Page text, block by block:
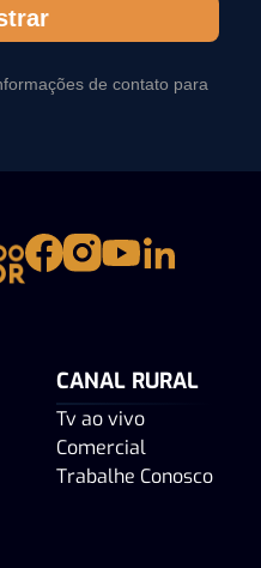
de contato para
CANAL RURAL
Tv ao vivo
Comercial
Trabalhe Conosco